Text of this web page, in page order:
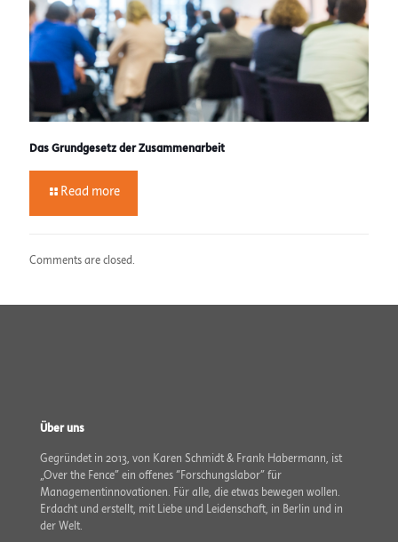
Das Grundgesetz der Zusammenarbeit
Read more
Comments are closed.
Über uns
Gegründet in 2013, von Karen Schmidt & Frank Habermann, ist
„Over the Fence” ein offenes “Forschungslabor” für
Managementinnovationen. Für alle, die etwas bewegen wollen.
Erdacht und erstellt, mit Liebe und Leidenschaft, in Berlin und in
der Welt.